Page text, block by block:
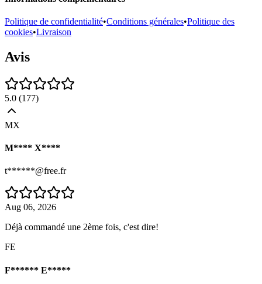
Politique de confidentialité•Conditions générales•Politique des
cookies•Livraison
Avis
5.0 (177)
MX
M**** X****
t******@free.fr
Aug 06, 2026
Déjà commandé une 2ème fois, c'est dire!
FE
F****** E*****